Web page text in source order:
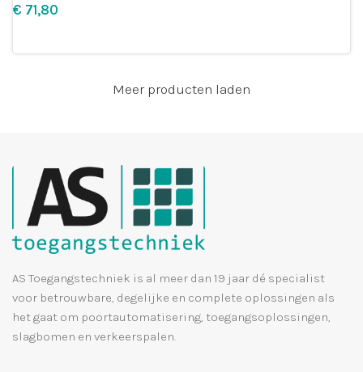
€
Meer producten laden
AS Toegangstechniek is al meer dan 19 jaar dé specialist
voor betrouwbare, degelijke en complete oplossingen als
het gaat om poortautomatisering, toegangsoplossingen,
slagbomen en verkeerspalen.